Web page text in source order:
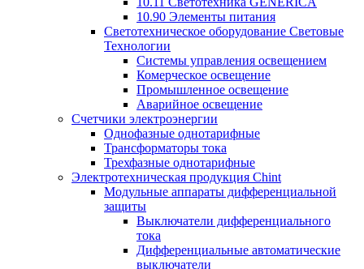
10.90 Элементы питания
Светотехническое оборудование Световые
Технологии
Системы управления освещением
Комерческое освещение
Промышленное освещение
Аварийное освещение
Счетчики электроэнергии
Однофазные однотарифные
Трансформаторы тока
Трехфазные однотарифные
Электротехническая продукция Chint
Модульные аппараты дифференциальной
защиты
Выключатели дифференциального
тока
Дифференциальные автоматические
выключатели